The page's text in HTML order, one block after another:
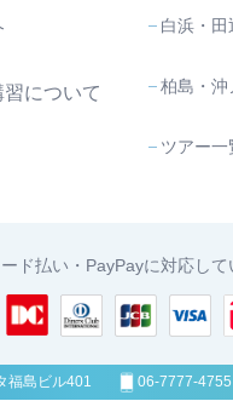
について
白浜・
柏島・沖
ツアー一
ド払い・PayPayに対応して
福島ビル401 06-7777-4755